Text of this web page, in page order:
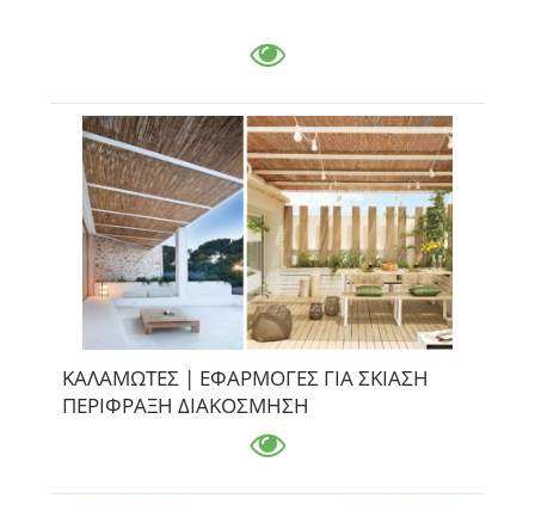
ΚΑΛΑΜΩΤΕΣ | ΕΦΑΡΜΟΓΕΣ ΓΙΑ ΣΚΙΑΣΗ
ΠΕΡΙΦΡΑΞΗ ΔΙΑΚΟΣΜΗΣΗ